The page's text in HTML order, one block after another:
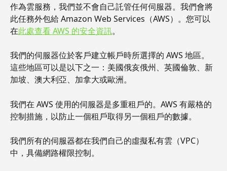
作為雲服務，我們並不會自己託管任何伺服器。我們會將
此任務外包給 Amazon Web Services（AWS）。您可以
在此處查看 AWS 的安全資訊。
我們的伺服器位於客戶建立帳戶時所選擇的 AWS 地區。
這些地區可以是以下之一：美國俄亥俄州、英國倫敦、新
加坡、澳大利亞、加拿大或歐洲。
我們在 AWS 使用的伺服器是多重租戶的。AWS 有嚴格的
控制措施，以防止一個租戶取得另一個租戶的數據。
我們所有的伺服器都在我們自己的虛擬私有雲（VPC）
中，具備網路權限控制。